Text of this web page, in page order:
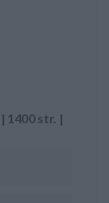
1400 str. |